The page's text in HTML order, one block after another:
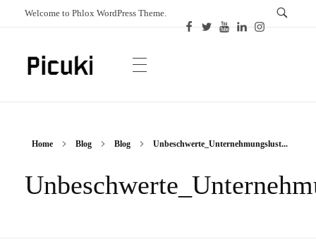
Welcome to Phlox WordPress Theme.
Home Blog Blog Unbeschwerte_Unternehmungslust...